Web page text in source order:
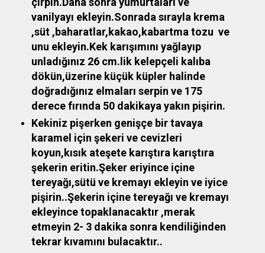
vanilyayı ekleyin.Sonrada sırayla krema
,süt ,baharatlar,kakao,kabartma tozu ve
unu ekleyin.Kek karışımını yağlayıp
unladığınız 26 cm.lik kelepçeli kalıba
dökün,üzerine küçük küpler halinde
doğradığınız elmaları serpin ve 175
derece fırında 50 dakikaya yakın pişirin.
Kekiniz pişerken genişçe bir tavaya
karamel için şekeri ve cevizleri
koyun,kısık ateşete karıştıra karıştıra
şekerin eritin.Şeker eriyince içine
tereyağı,sütü ve kremayı ekleyin ve iyice
pişirin..Şekerin içine tereyağı ve kremayı
ekleyince topaklanacaktır ,merak
etmeyin 2- 3 dakika sonra kendiliğinden
tekrar kıvamını bulacaktır..